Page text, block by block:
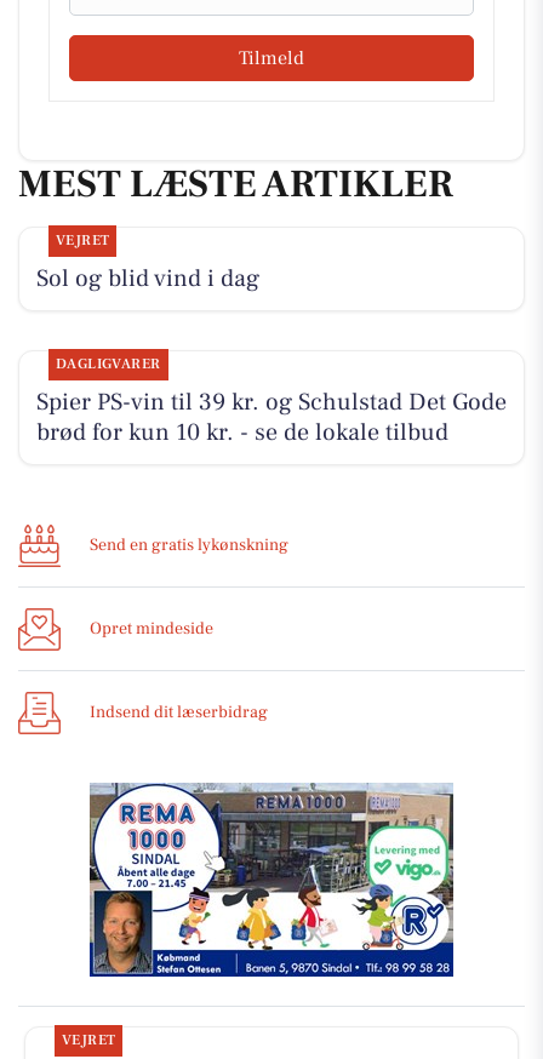
Tilmeld
MEST LÆSTE ARTIKLER
VEJRET
Sol og blid vind i dag
DAGLIGVARER
Spier PS-vin til 39 kr. og Schulstad Det Gode
brød for kun 10 kr. - se de lokale tilbud
Send en gratis lykønskning
Opret mindeside
Indsend dit læserbidrag
VEJRET